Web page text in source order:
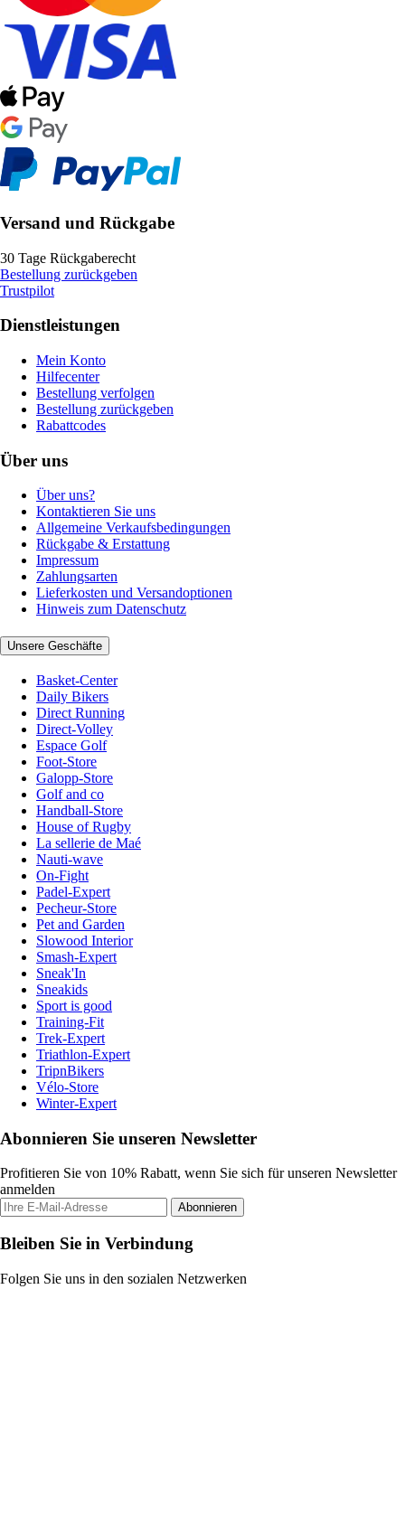
Versand und Rückgabe
30 Tage Rückgaberecht
Bestellung zurückgeben
Trustpilot
Dienstleistungen
Mein Konto
Hilfecenter
Bestellung verfolgen
Bestellung zurückgeben
Rabattcodes
Über uns
Über uns?
Kontaktieren Sie uns
Allgemeine Verkaufsbedingungen
Rückgabe & Erstattung
Impressum
Zahlungsarten
Lieferkosten und Versandoptionen
Hinweis zum Datenschutz
Unsere Geschäfte
Basket-Center
Daily Bikers
Direct Running
Direct-Volley
Espace Golf
Foot-Store
Galopp-Store
Golf and co
Handball-Store
House of Rugby
La sellerie de Maé
Nauti-wave
On-Fight
Padel-Expert
Pecheur-Store
Pet and Garden
Slowood Interior
Smash-Expert
Sneak'In
Sneakids
Sport is good
Training-Fit
Trek-Expert
Triathlon-Expert
TripnBikers
Vélo-Store
Winter-Expert
Abonnieren Sie unseren Newsletter
Profitieren Sie von 10% Rabatt, wenn Sie sich für unseren Newsletter
anmelden
Abonnieren
Bleiben Sie in Verbindung
Folgen Sie uns in den sozialen Netzwerken